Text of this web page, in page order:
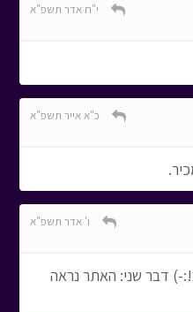
י"ח אדר תשפ"א
כ"א אייר תשפ"א
ו' אדר תשפ"א
) דבר שני: האתר נראה